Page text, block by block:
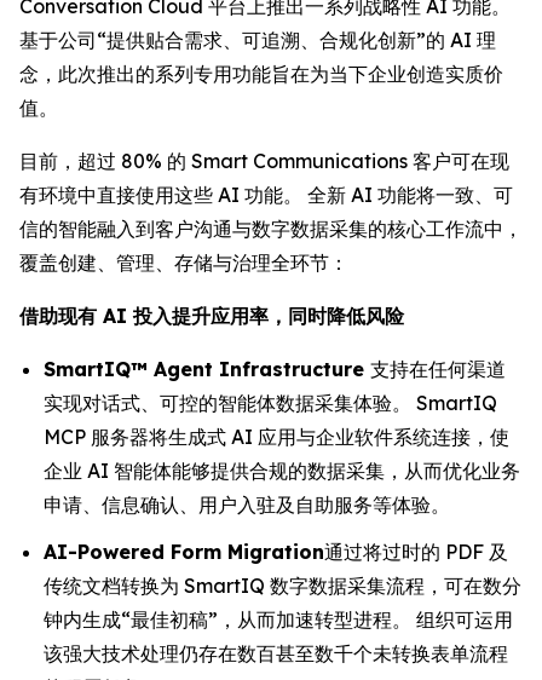
Conversation Cloud 平台上推出一系列战略性 AI 功能。
基于公司“提供贴合需求、可追溯、合规化创新”的 AI 理
念，此次推出的系列专用功能旨在为当下企业创造实质价
值。
目前，超过 80% 的 Smart Communications 客户可在现
有环境中直接使用这些 AI 功能。 全新 AI 功能将一致、可
信的智能融入到客户沟通与数字数据采集的核心工作流中，
覆盖创建、管理、存储与治理全环节：
借助现有 AI 投入提升应用率，同时降低风险
SmartIQ™ Agent Infrastructure 支持在任何渠道
实现对话式、可控的智能体数据采集体验。 SmartIQ
MCP 服务器将生成式 AI 应用与企业软件系统连接，使
企业 AI 智能体能够提供合规的数据采集，从而优化业务
申请、信息确认、用户入驻及自助服务等体验。
AI-Powered Form Migration通过将过时的 PDF 及
传统文档转换为 SmartIQ 数字数据采集流程，可在数分
钟内生成“最佳初稿”，从而加速转型进程。 组织可运用
该强大技术处理仍存在数百甚至数千个未转换表单流程